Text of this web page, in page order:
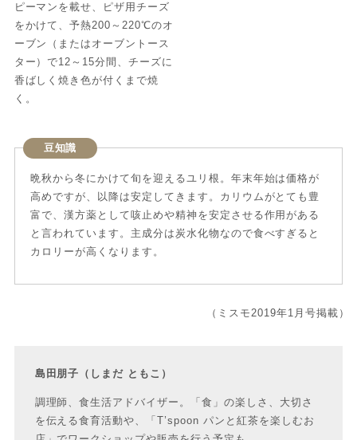
ピーマンを載せ、ピザ用チーズ
をかけて、予熱200～220℃のオ
ーブン（またはオーブントース
ター）で12～15分間、チーズに
香ばしく焼き色が付くまで焼
く。
豆知識
晩秋から冬にかけて旬を迎えるユリ根。年末年始は価格が
高めですが、以降は安定してきます。カリウムがとても豊
富で、漢方薬として咳止めや精神を安定させる作用がある
と言われています。主成分は炭水化物なので食べすぎると
カロリーが高くなります。
（ミスモ2019年1月号掲載）
島田朋子 （しまだ ともこ）
調理師、食生活アドバイザー。「食」の楽しさ、大切さ
を伝える食育活動や、「T’spoon パンと紅茶を楽しむお